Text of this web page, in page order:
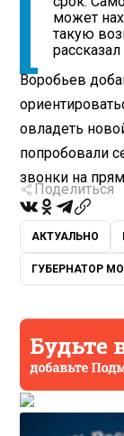
может
такую
Воробьев
овладеть
попробовали
звонки на
Поделиться
АКТУАЛЬНО
ГУБЕРНАТОР